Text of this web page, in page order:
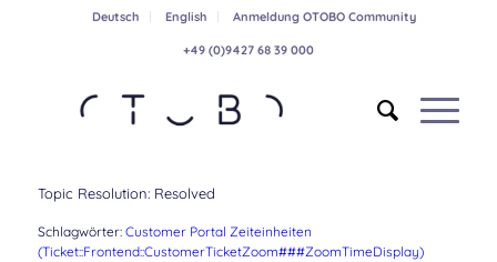
Deutsch English Anmeldung OTOBO Community
+49 (0)9427 68 39 000
Topic Resolution: Resolved
Schlagwörter: Customer Portal Zeiteinheiten
(Ticket::Frontend::CustomerTicketZoom###ZoomTimeDisplay)